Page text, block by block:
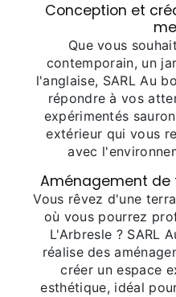
Conception et
Que vous
contemporain, un
l'anglaise, SARL Au
répondre à vos
expérimentés
extérieur qui vous
avec
Aménagement de
Vous rêvez d'une
où vous pourrez
L'Arbresle ? SARL
réalise des
créer un espace
esthétique, idéal